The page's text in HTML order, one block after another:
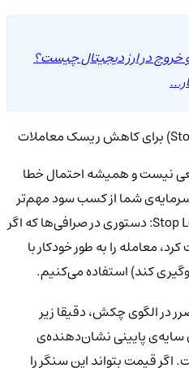
در ارز دیجیتال چیست؟
نیست و همیشه احتمال خطا
شما از کسب سود مهم‌تر
(Stop Loss: دستوری در صرافی‌ها که اگر
معامله را به طور خودکار با
کند) استفاده می‌کنیم.
در الگوی چکش، دقیقا زیر
پایینی نشان‌دهنده‌ی
قیمت بتواند این سنگر را